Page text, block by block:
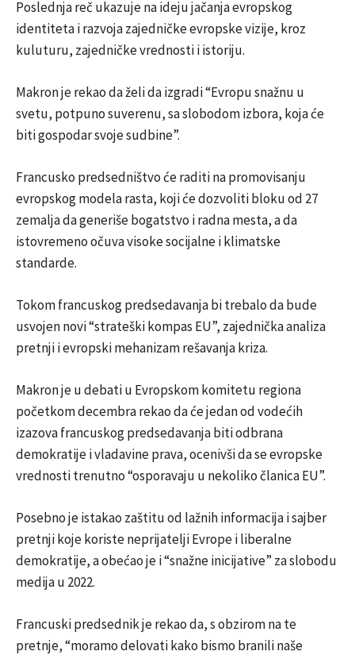
Poslednja reč ukazuje na ideju jačanja evropskog
identiteta i razvoja zajedničke evropske vizije, kroz
kuluturu, zajedničke vrednosti i istoriju.
Makron je rekao da želi da izgradi “Evropu snažnu u
svetu, potpuno suverenu, sa slobodom izbora, koja će
biti gospodar svoje sudbine”.
Francusko predsedništvo će raditi na promovisanju
evropskog modela rasta, koji će dozvoliti bloku od 27
zemalja da generiše bogatstvo i radna mesta, a da
istovremeno očuva visoke socijalne i klimatske
standarde.
Tokom francuskog predsedavanja bi trebalo da bude
usvojen novi “strateški kompas EU”, zajednička analiza
pretnji i evropski mehanizam rešavanja kriza.
Makron je u debati u Evropskom komitetu regiona
početkom decembra rekao da će jedan od vodećih
izazova francuskog predsedavanja biti odbrana
demokratije i vladavine prava, ocenivši da se evropske
vrednosti trenutno “osporavaju u nekoliko članica EU”.
Posebno je istakao zaštitu od lažnih informacija i sajber
pretnji koje koriste neprijatelji Evrope i liberalne
demokratije, a obećao je i “snažne inicijative” za slobodu
medija u 2022.
Francuski predsednik je rekao da, s obzirom na te
pretnje, “moramo delovati kako bismo branili naše